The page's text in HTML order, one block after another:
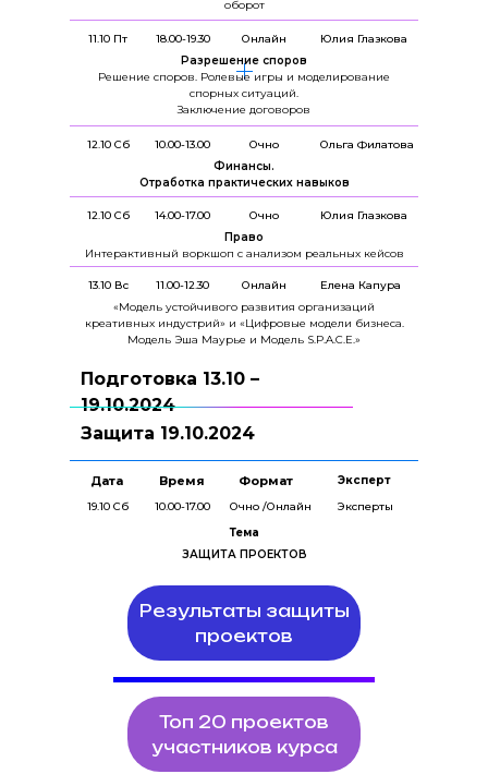
оборот
11.10 Пт 18.00-19.30
12.10 Сб
10.00-13.00
14.00-17.00
Очно
Очно
Финансы.
Отработка практических навыков
Право
Интерактивный воркшоп с анализом реальных кейсов
Ольга Филатова
Онлайн
Юлия Глазкова
Разрешение споров
Решение споров. Ролевые игры и моделирование
спорных ситуаций.
Заключение договоров
Юлия Глазкова
12.10 Сб
13.10 Вс 11.00-12.30
Онлайн
«Модель устойчивого развития организаций
креативных индустрий» и «Цифровые модели бизнеса.
Модель Эша Маурье и Модель S.P.A.C.E.»
Елена Капура
Подготовка 13.10 –
19.10.2024
Защита 19.10.2024
Дата Время Формат
Тема
Эксперт
19.10 Сб
10.00-17.00 Очно /Онлайн
ЗАЩИТА ПРОЕКТОВ
Эксперты
Топ 20 проектов
участников курса
Результаты защиты
проектов